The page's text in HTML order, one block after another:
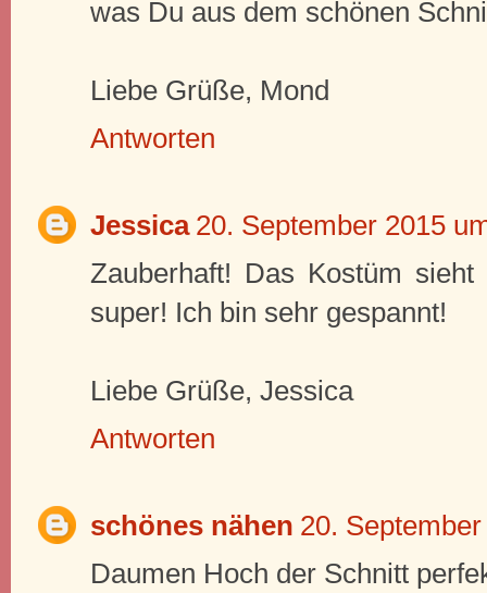
was Du aus dem schönen
Liebe Grüße, Mond
Antworten
Jessica 20. September 2015
Zauberhaft! Das Kostüm
super! Ich bin sehr gespannt!
Liebe Grüße, Jessica
Antworten
schönes nähen 20.
Daumen Hoch der Schnitt